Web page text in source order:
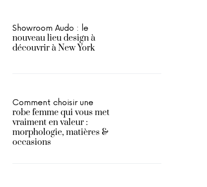
Showroom Audo : le
nouveau lieu design à
découvrir à New York
Comment choisir une
robe femme qui vous met
vraiment en valeur :
morphologie, matières &
occasions